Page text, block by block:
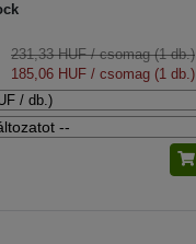
231,33 HUF/ csomag (1 db.)
185,06 HUF / csomag (1 db.)